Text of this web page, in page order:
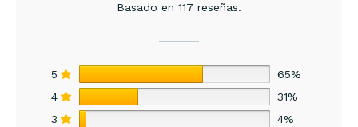
Basado en 117 reseñas.
5
65%
4
31%
3
4%